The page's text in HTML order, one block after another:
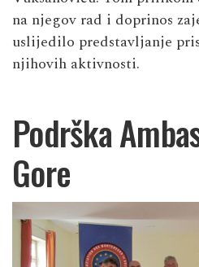
na njegov rad i doprinos
uslijedilo predstavljanje
njihovih aktivnosti.
Podrška
Gore